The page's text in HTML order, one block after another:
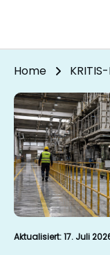
Home
Aktualisiert:17. Juli